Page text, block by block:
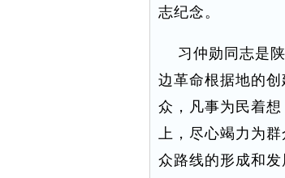
志纪念。
习仲勋同志是陕
边革命根据地的
众，凡事为民着
上，尽心竭力为
众路线的形成和